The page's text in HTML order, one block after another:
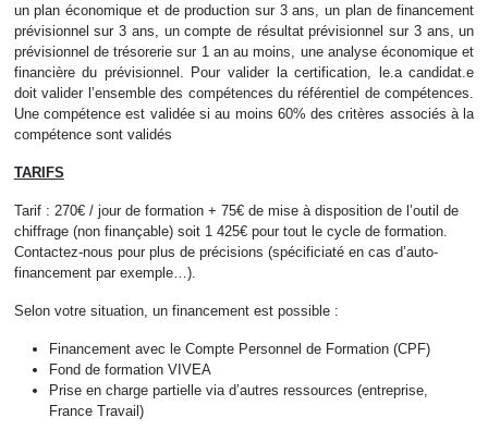
un plan économique et de production sur 3 ans, un plan de financement
prévisionnel sur 3 ans, un compte de résultat prévisionnel sur 3 ans, un
prévisionnel de trésorerie sur 1 an au moins, une analyse économique et
financière du prévisionnel. Pour valider la certification, le.a candidat.e
doit valider l’ensemble des compétences du référentiel de compétences.
Une compétence est validée si au moins 60% des critères associés à la
compétence sont validés
TARIFS
Tarif : 270€ / jour de formation + 75€ de mise à disposition de l’outil de
chiffrage (non finançable) soit 1 425€ pour tout le cycle de formation.
Contactez-nous pour plus de précisions (spécificiaté en cas d’auto-
financement par exemple…).
Selon votre situation, un financement est possible :
Financement avec le Compte Personnel de Formation (CPF)
Fond de formation VIVEA
Prise en charge partielle via d’autres ressources (entreprise,
France Travail)